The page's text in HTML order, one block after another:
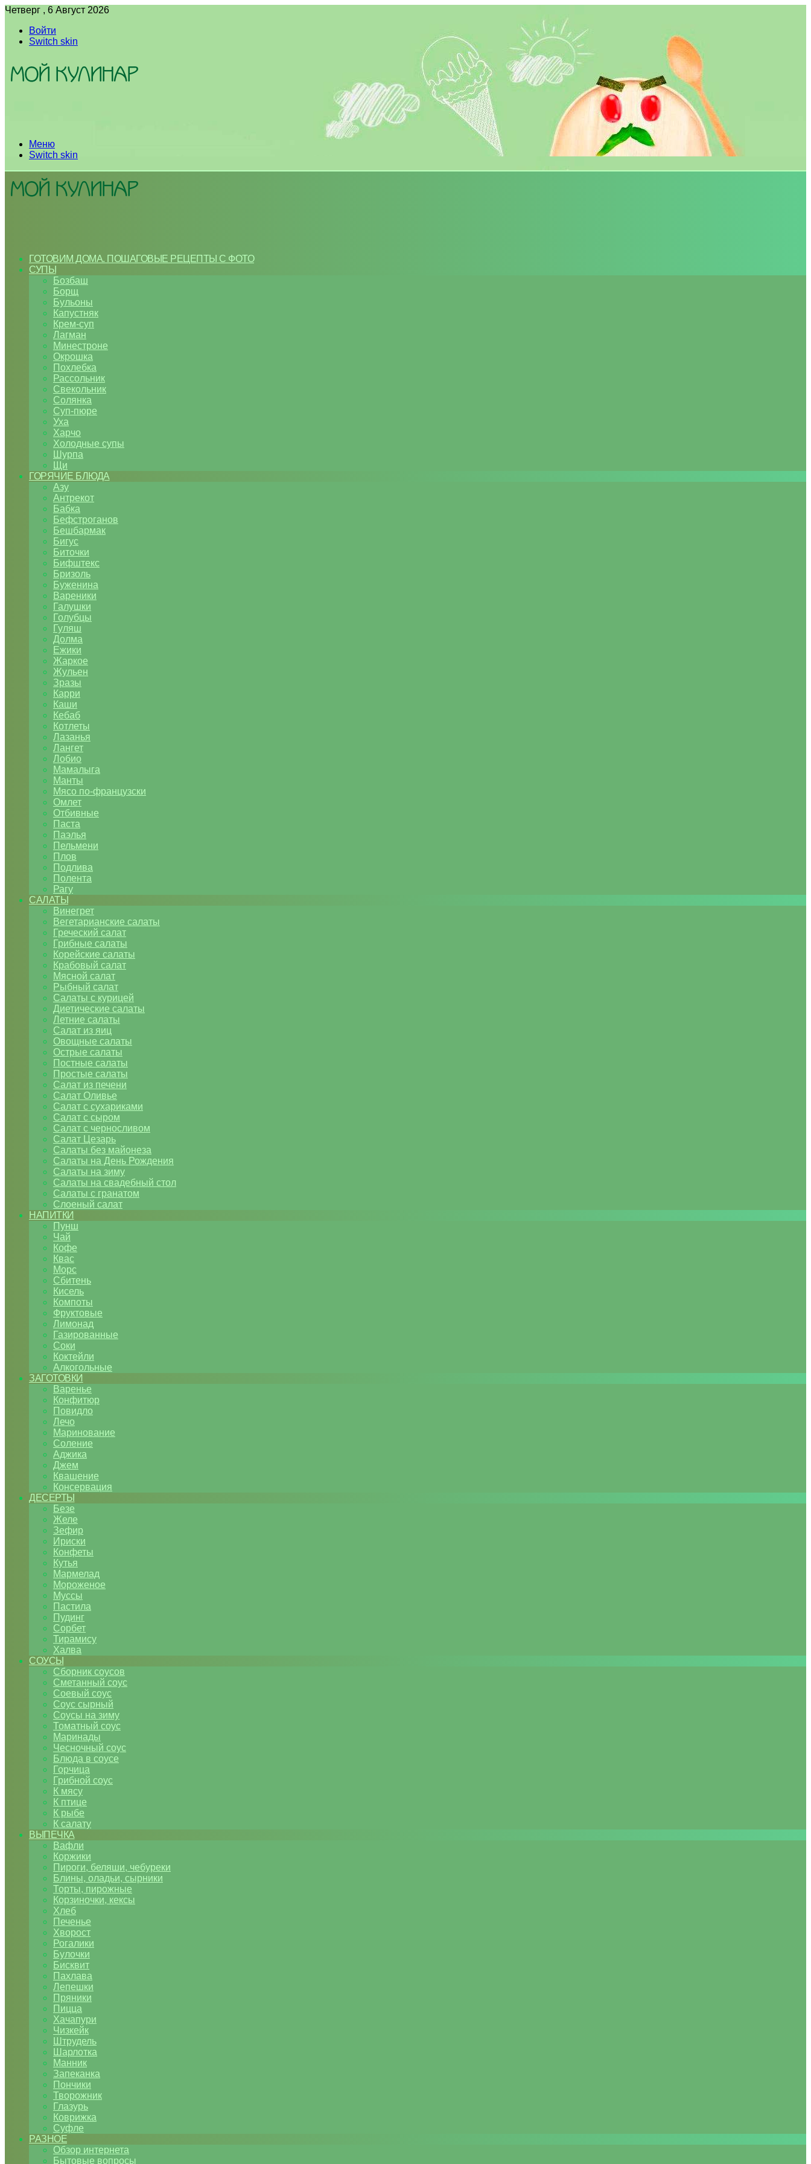
Четверг , 6 Август 2026
Войти
Switch skin
Меню
Switch skin
ГОТОВИМ ДОМА. ПОШАГОВЫЕ РЕЦЕПТЫ С ФОТО
СУПЫ
Бозбаш
Борщ
Бульоны
Капустняк
Крем-суп
Лагман
Минестроне
Окрошка
Похлебка
Рассольник
Свекольник
Солянка
Суп-пюре
Уха
Харчо
Холодные супы
Шурпа
Щи
ГОРЯЧИЕ БЛЮДА
Азу
Антрекот
Бабка
Бефстроганов
Бешбармак
Бигус
Биточки
Бифштекс
Бризоль
Буженина
Вареники
Галушки
Голубцы
Гуляш
Долма
Ежики
Жаркое
Жульен
Зразы
Карри
Каши
Кебаб
Котлеты
Лазанья
Лангет
Лобио
Мамалыга
Манты
Мясо по-французски
Омлет
Отбивные
Паста
Паэлья
Пельмени
Плов
Подлива
Полента
Рагу
САЛАТЫ
Винегрет
Вегетарианские салаты
Греческий салат
Грибные салаты
Корейские салаты
Крабовый салат
Мясной салат
Рыбный салат
Салаты с курицей
Диетические салаты
Летние салаты
Салат из яиц
Овощные салаты
Острые салаты
Постные салаты
Простые салаты
Салат из печени
Салат Оливье
Салат с сухариками
Салат с сыром
Салат с черносливом
Салат Цезарь
Салаты без майонеза
Салаты на День Рождения
Салаты на зиму
Салаты на свадебный стол
Салаты с гранатом
Слоеный салат
НАПИТКИ
Пунш
Чай
Кофе
Квас
Морс
Сбитень
Кисель
Компоты
Фруктовые
Лимонад
Газированные
Соки
Коктейли
Алкогольные
ЗАГОТОВКИ
Варенье
Конфитюр
Повидло
Лечо
Маринование
Соление
Аджика
Джем
Квашение
Консервация
ДЕСЕРТЫ
Безе
Желе
Зефир
Ириски
Конфеты
Кутья
Мармелад
Мороженое
Муссы
Пастила
Пудинг
Сорбет
Тирамису
Халва
СОУСЫ
Сборник соусов
Сметанный соус
Соевый соус
Соус сырный
Соусы на зиму
Томатный соус
Маринады
Чесночный соус
Блюда в соусе
Горчица
Грибной соус
К мясу
К птице
К рыбе
К салату
ВЫПЕЧКА
Вафли
Коржики
Пироги, беляши, чебуреки
Блины, оладьи, сырники
Торты, пирожные
Корзиночки, кексы
Хлеб
Печенье
Хворост
Рогалики
Булочки
Бисквит
Пахлава
Лепешки
Пряники
Пицца
Хачапури
Чизкейк
Штрудель
Шарлотка
Манник
Запеканка
Пончики
Творожник
Глазурь
Коврижка
Суфле
РАЗНОЕ
Обзор интернета
Бытовые вопросы